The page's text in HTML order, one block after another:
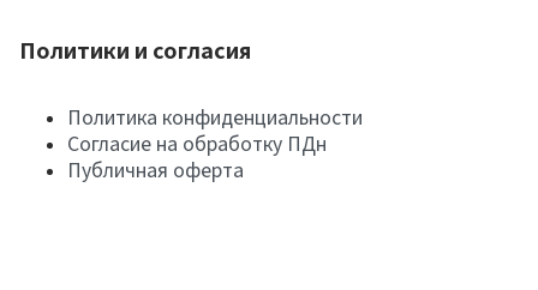
Политики и согласия
Политика конфиденциальности
Согласие на обработку ПДн
Публичная оферта